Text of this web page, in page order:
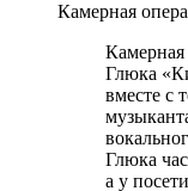
Камерная
Глюка
вместе с
Глюка
а у